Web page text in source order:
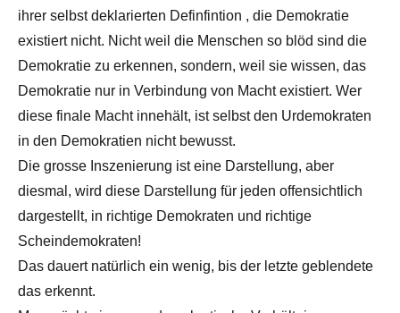
ihrer selbst deklarierten Definfintion , die Demokratie
existiert nicht. Nicht weil die Menschen so blöd sind die
Demokratie zu erkennen, sondern, weil sie wissen, das
Demokratie nur in Verbindung von Macht existiert. Wer
diese finale Macht innehält, ist selbst den Urdemokraten
in den Demokratien nicht bewusst.
Die grosse Inszenierung ist eine Darstellung, aber
diesmal, wird diese Darstellung für jeden offensichtlich
dargestellt, in richtige Demokraten und richtige
Scheindemokraten!
Das dauert natürlich ein wenig, bis der letzte geblendete
das erkennt.